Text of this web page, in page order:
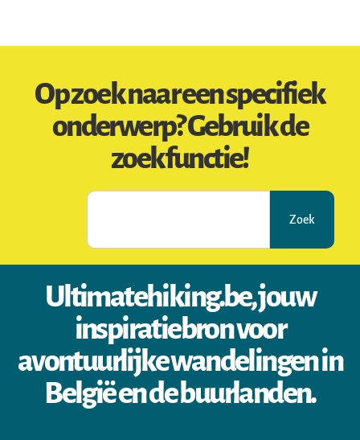
Op zoek naar een specifiek
onderwerp? Gebruik de
zoekfunctie!
Zoek
Ultimatehiking.be, jouw
inspiratiebron voor
avontuurlijke wandelingen in
België en de buurlanden.